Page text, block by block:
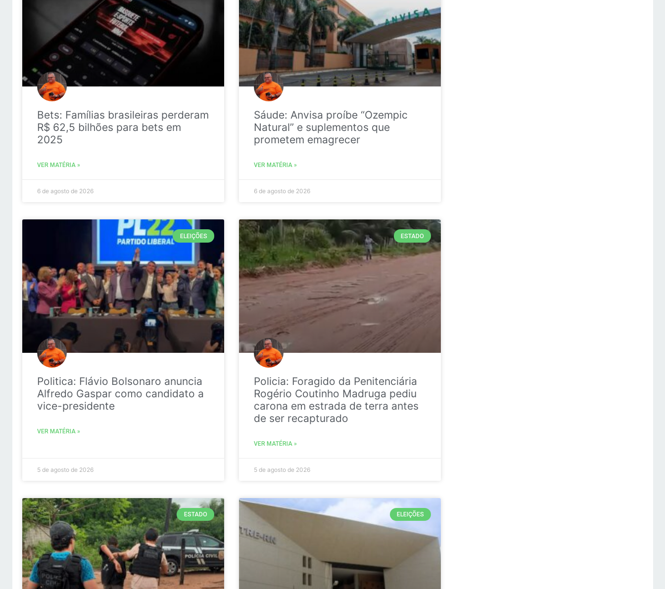
Bets: Famílias brasileiras perderam
R$ 62,5 bilhões para bets em
2025
VER MATÉRIA »
6 de agosto de 2026
Sáude: Anvisa proíbe “Ozempic
Natural” e suplementos que
prometem emagrecer
VER MATÉRIA »
6 de agosto de 2026
ELEIÇÕES
Politica: Flávio Bolsonaro anuncia
Alfredo Gaspar como candidato a
vice-presidente
VER MATÉRIA »
5 de agosto de 2026
ESTADO
Policia: Foragido da Penitenciária
Rogério Coutinho Madruga pediu
carona em estrada de terra antes
de ser recapturado
VER MATÉRIA »
5 de agosto de 2026
ESTADO ELEIÇÕES